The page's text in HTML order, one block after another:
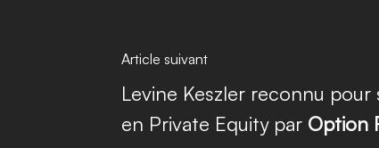
Article suivant
Levine Keszler reconnu pour
en Private Equity par Option